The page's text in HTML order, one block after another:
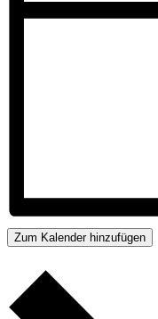
Zum Kalender hinzufügen